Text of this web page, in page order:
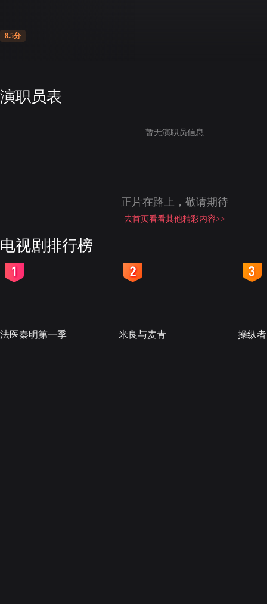
8.5分
演职员表
暂无演职员信息
正片在路上，敬请期待
去首页看看其他精彩内容>>
电视剧排行榜
法医秦明第一季 米良与麦青 操纵者